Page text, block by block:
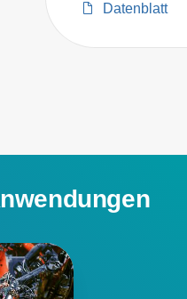
Datenblatt